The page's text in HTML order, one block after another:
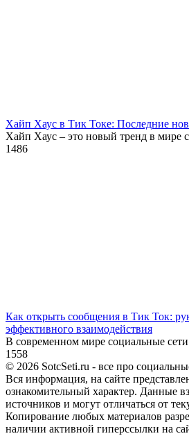
Хайп Хаус в Тик Токе: Последние
Хайп Хаус – это новый тренд в мире
1486
Как открыть сообщения в Тик Ток:
эффективного взаимодействия
В современном мире социальные
1 558
© 2026 SotcSeti.ru - все про
Вся информация, на сайте
ознакомительный характер. Данные
источников и могут отличаться от
Копирование любых материалов
наличии активной гиперссылки на